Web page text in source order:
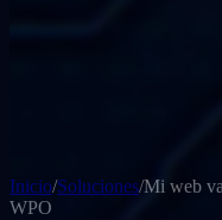
Inicio/Soluciones/Mi web
WPO